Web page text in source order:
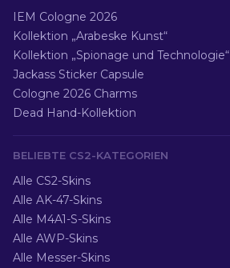
IEM Cologne 2026
Kollektion „Arabeske Kunst“
Kollektion „Spionage und Technologie“
Jackass Sticker Capsule
Cologne 2026 Charms
Dead Hand-Kollektion
BELIEBTE CS2-KATEGORIEN
Alle CS2-Skins
Alle AK-47-Skins
Alle M4A1-S-Skins
Alle AWP-Skins
Alle Messer-Skins